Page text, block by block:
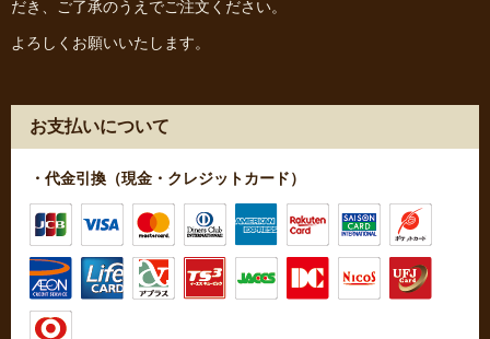
だき、ご了承のうえでご注文ください。
よろしくお願いいたします。
お支払いについて
・代金引換（現金・クレジットカード）